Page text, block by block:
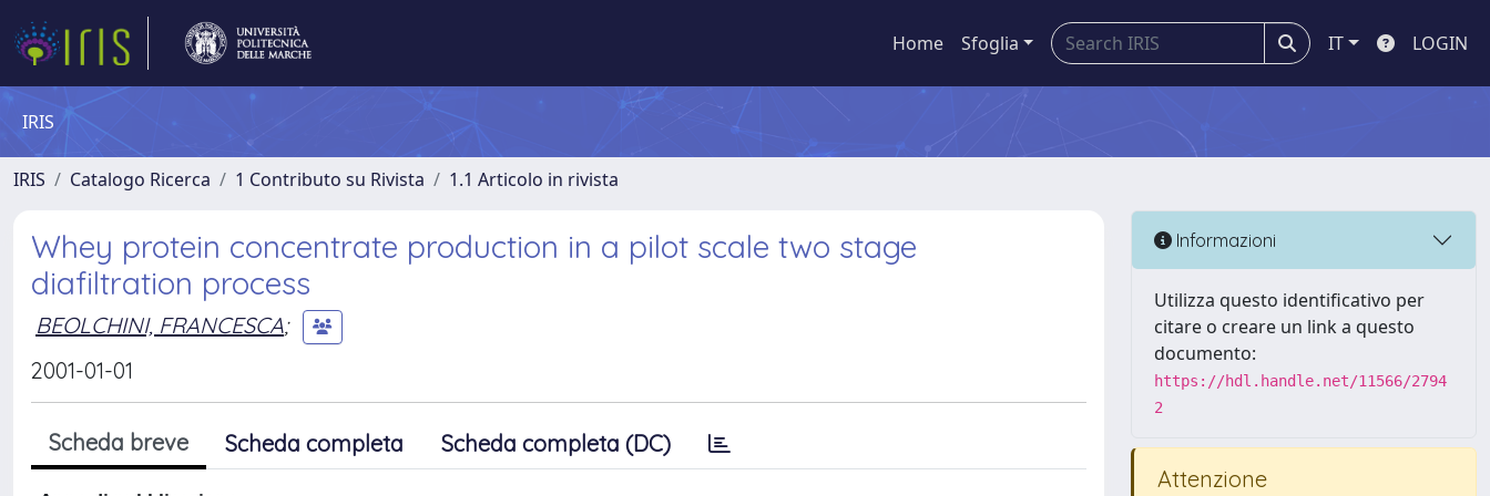
Home Sfoglia IT LOGIN
IRIS
IRIS Catalogo Ricerca 1 Contributo su Rivista 1.1 Articolo in rivista
Whey protein concentrate production in a pilot scale two stage
diafiltration process
BEOLCHINI, FRANCESCA;
2001-01-01
Scheda breve Scheda completa Scheda completa (DC)
Informazioni
Utilizza questo identificativo per
citare o creare un link a questo
documento:
https://hdl.handle.net/11566/2794
2
Attenzione